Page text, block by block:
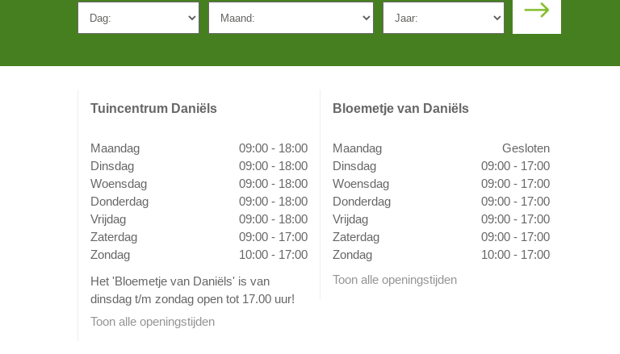
Tuincentrum Daniëls
Maandag
09:00 - 18:00
Dinsdag
09:00 - 18:00
Woensdag
09:00 - 18:00
Donderdag
09:00 - 18:00
Vrijdag
09:00 - 18:00
Zaterdag
09:00 - 17:00
Zondag
10:00 - 17:00
Het 'Bloemetje van Daniëls' is van
dinsdag t/m zondag open tot 17.00 uur!
Toon alle openingstijden
Bloemetje van Daniëls
Maandag
Gesloten
Dinsdag
09:00 - 17:00
Woensdag
09:00 - 17:00
Donderdag
09:00 - 17:00
Vrijdag
09:00 - 17:00
Zaterdag
09:00 - 17:00
Zondag
10:00 - 17:00
Toon alle openingstijden